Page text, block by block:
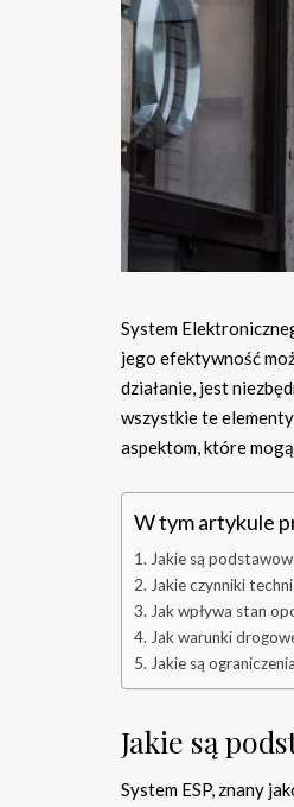
System
jego efektywność
działanie, jest
wszystkie te
aspektom, które
W tym artykule
Jakie są
Jakie czynniki
Jak wpływa stan
Jak warunki
Jakie są
Jakie są
System ESP, znany